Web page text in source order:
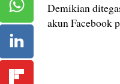
Demikian
akun Facebook